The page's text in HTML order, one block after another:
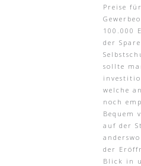
Preise
100.000
der
sollte
welche
noch
Bequem
auf der
der
Blick in